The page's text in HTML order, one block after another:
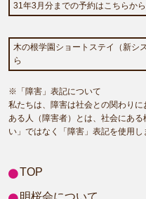
31年3月分までの予約はこちらから
木の根学園ショートステイ（新シ
ら
※「障害」表記について
私たちは、障害は社会との関わり
ある人（障害者）とは、社会にあ
い」ではなく「障害」表記を使用し
TOP
明桜会について